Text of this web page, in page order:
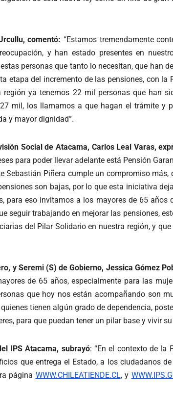
comentó: “Estamos tremendamente
y han estado presentes en
personas que tanto lo necesitan, que han
etapa del incremento de las pensiones, con
ya tenemos 22 mil personas que han
mil, los llamamos a que hagan el trámite y
y mayor dignidad”.
Social de Atacama, Carlos Leal Varas,
para poder llevar adelante está Pensión
Sebastián Piñera cumple un compromiso
son bajas, por lo que esta iniciativa
para eso invitamos a los mayores de 65 años
seguir trabajando en mejorar las pensiones,
del Pilar Solidario en nuestra región, y
y Seremi (S) de Gobierno, Jessica Gómez
de 65 años, especialmente para las
que hoy nos están acompañando son
tienen algún grado de dependencia,
para que puedan tener un pilar base y vivir
IPS Atacama, subrayó: “En el contexto de la
que entrega el Estado, a los ciudadanos
página WWW.CHILEATIENDE.CL, y